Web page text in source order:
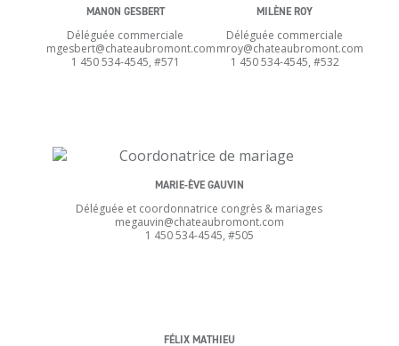
MANON GESBERT
Déléguée commerciale
mgesbert@chateaubromont.com
1 450 534-4545, #571
MILÈNE ROY
Déléguée commerciale
mroy@chateaubromont.com
1 450 534-4545, #532
MARIE-ÈVE GAUVIN
Déléguée et coordonnatrice congrès & mariages
megauvin@chateaubromont.com
1 450 534-4545, #505
FÉLIX MATHIEU